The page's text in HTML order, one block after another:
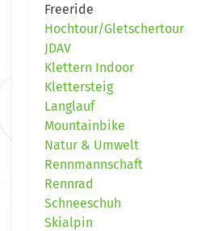
Freeride
Hochtour/Gletschertour
JDAV
Klettern Indoor
Klettersteig
Langlauf
Mountainbike
Natur & Umwelt
Rennmannschaft
Rennrad
Schneeschuh
Skialpin